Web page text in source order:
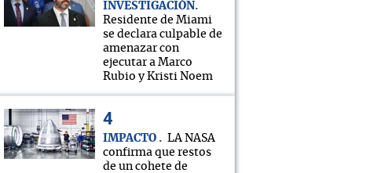
INVESTIGACIÓN
Residente de Miami
se declara culpable de
amenazar con
ejecutar a Marco
Rubio y Kristi Noem
IMPACTO
LA NASA
confirma que restos
de un cohete de